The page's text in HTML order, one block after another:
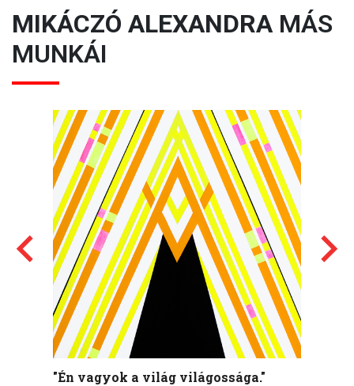
MIKÁCZÓ ALEXANDRA MÁS
MUNKÁI
"Én vagyok a világ világossága."